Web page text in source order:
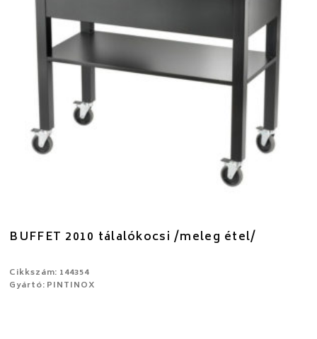
BUFFET 2010 tálalókocsi /meleg étel/
Cikkszám: 144354
Gyártó: PINTINOX